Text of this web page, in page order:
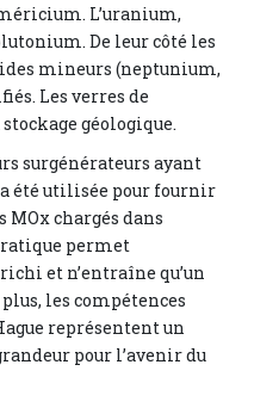
L’uranium,
De leur côté les
mineurs (neptunium,
Les verres de
géologique.
surgénérateurs ayant
a été utilisée pour fournir
chargés dans
permet
et n’entraîne qu’un
plus, les compétences
représentent un
pour l’avenir du